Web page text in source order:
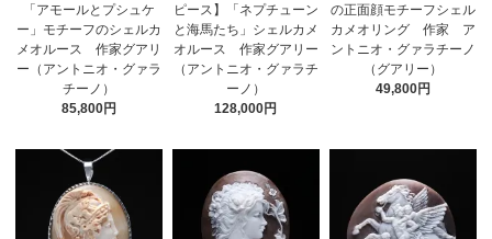
「アモールとプシュケ
ー」モチーフのシェルカ
メオルース 作家グアリ
ー（アントニオ・グァラ
チーノ）
85,800円
ピース】「ネプチューン
と海馬たち」シェルカメ
オルース 作家グアリー
（アントニオ・グァラチ
ーノ）
128,000円
の正面顔モチーフシェル
カメオリング 作家 ア
ントニオ・グァラチーノ
（グアリー）
49,800円